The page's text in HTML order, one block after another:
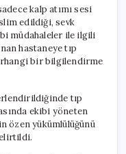
kalp atımı sesi
edildiği, sevk
müdahaleler ile ilgili
hastaneye tıp
bir bilgilendirme
tıp
ekibi yöneten
özen yükümlülüğünü